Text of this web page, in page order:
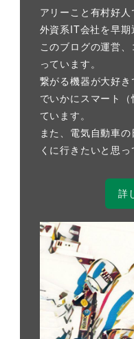
アリーこと有村好人
外資系IT会社を早期
このブログの運営
っています。
繋がる機器が大好
でいかにスマート
ています。
また、電気自動車
くに行きたいと思っ
詳